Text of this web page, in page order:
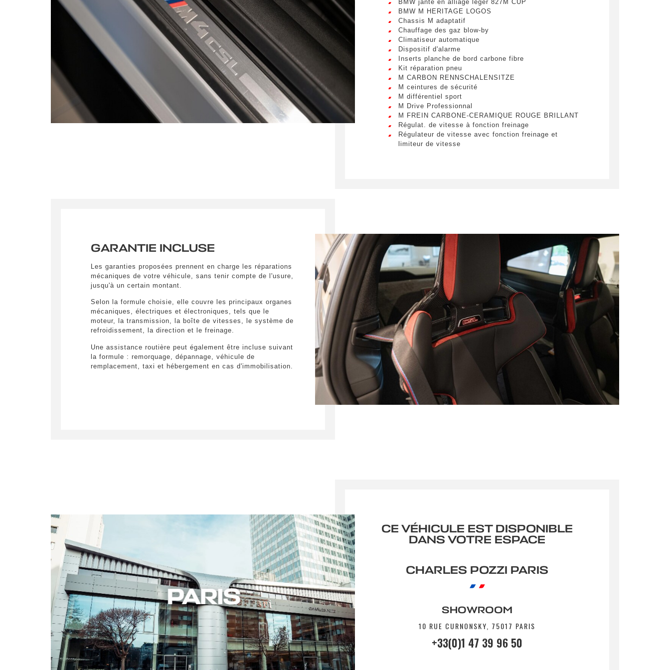
Votre message *
En soumettant ce formulaire, j'accepte que les informations saisies soient exploitées
à des fins de relation commerciale.
Envoyer
ultricies. Mauris et malesuada augue.
BMW jante en alliage léger 827M CUP
BMW M HERITAGE LOGOS
Chassis M adaptatif
Chauffage des gaz blow-by
Climatiseur automatique
Dispositif d'alarme
Inserts planche de bord carbone fibre
Kit réparation pneu
M CARBON RENNSCHALENSITZE
M ceintures de sécurité
M différentiel sport
M Drive Professionnal
M FREIN CARBONE-CERAMIQUE ROUGE BRILLANT
Régulat. de vitesse à fonction freinage
Régulateur de vitesse avec fonction freinage et
limiteur de vitesse
Connected Drive Services
Connected Package Professional
Documentation de bord français
Dummy-SALAPA
Eclairage laser BMW
Ensemble conducteurs M
Interv.vidange d'huile 24 mois/30000km
M pack Extérieur carbone
Pavillon anthracite
Poli Brillant Shadow Line
Système d'aide au stationnement
Système de haut-parleurs HiFi
Téléphonie avec recharge sans fil
Tachymètre kilométrique
Teleservices
Verrouillage automatique au démarrage
Version en langue française
Volant M Alcantara
GARANTIE INCLUSE
Les garanties proposées prennent en charge les réparations
mécaniques de votre véhicule, sans tenir compte de l'usure,
jusqu'à un certain montant.
Selon la formule choisie, elle couvre les principaux organes
mécaniques, électriques et électroniques, tels que le
moteur, la transmission, la boîte de vitesses, le système de
refroidissement, la direction et le freinage.
Une assistance routière peut également être incluse suivant
la formule : remorquage, dépannage, véhicule de
remplacement, taxi et hébergement en cas d'immobilisation.
CE VÉHICULE EST DISPONIBLE
DANS VOTRE ESPACE
CHARLES POZZI PARIS
SHOWROOM
10 RUE CURNONSKY, 75017 PARIS
+33(0)1 47 39 96 50